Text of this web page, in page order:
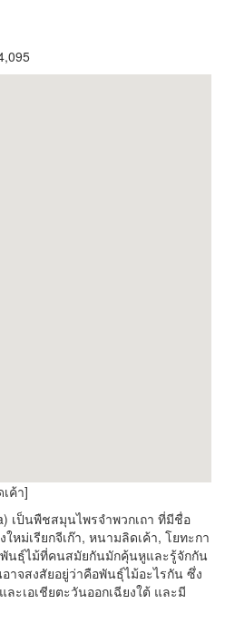
ค้า]
ป็นพืชสมุนไพรจำพวกเถา ที่มีชื่อ
หม่เรียกจีเก๊า, หนามลิดเค้า, โยทะกา
พันธุ์ไม้ที่คนสมัยกันมักคุ้นหูและรู้จักกัน
จสงสัยอยู่ว่าคือพันธุ์ไม้อะไรกัน ซึ่ง
ะเอเชียตะวันออกเฉียงใต้ และมี